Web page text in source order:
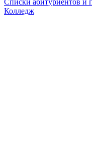
Списки абитуриентов и
Колледж